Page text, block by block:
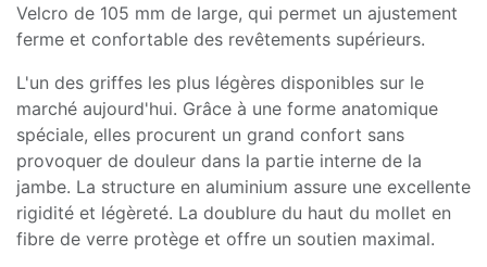
Velcro de 105 mm de large, qui permet un ajustement
ferme et confortable des revêtements supérieurs.
L'un des griffes les plus légères disponibles sur le
marché aujourd'hui. Grâce à une forme anatomique
spéciale, elles procurent un grand confort sans
provoquer de douleur dans la partie interne de la
jambe. La structure en aluminium assure une excellente
rigidité et légèreté. La doublure du haut du mollet en
fibre de verre protège et offre un soutien maximal.